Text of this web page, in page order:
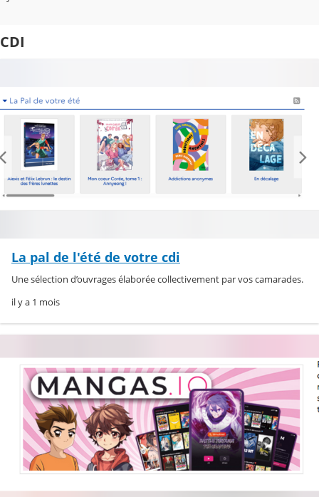
CDI
La pal de l'été de votre cdi
Une sélection d’ouvrages élaborée collectivement par vos camarades.
il y a 1 mois